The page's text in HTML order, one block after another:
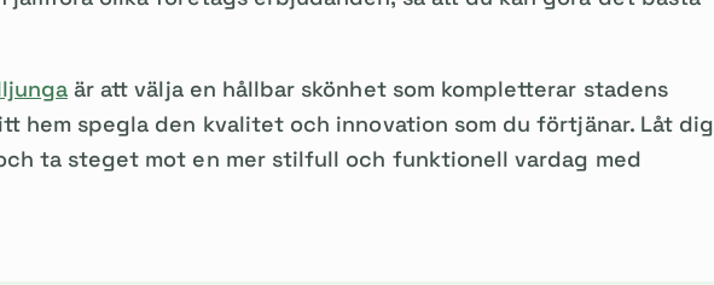
är att välja en hållbar skönhet som kompletterar stadens
hem spegla den kvalitet och innovation som du förtjänar. Låt dig
ta steget mot en mer stilfull och funktionell vardag med